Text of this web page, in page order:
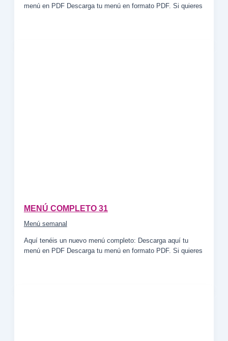
menú en PDF Descarga tu menú en formato PDF. Si quieres
MENÚ COMPLETO 31
Menú semanal
Aquí tenéis un nuevo menú completo: Descarga aquí tu
menú en PDF Descarga tu menú en formato PDF. Si quieres